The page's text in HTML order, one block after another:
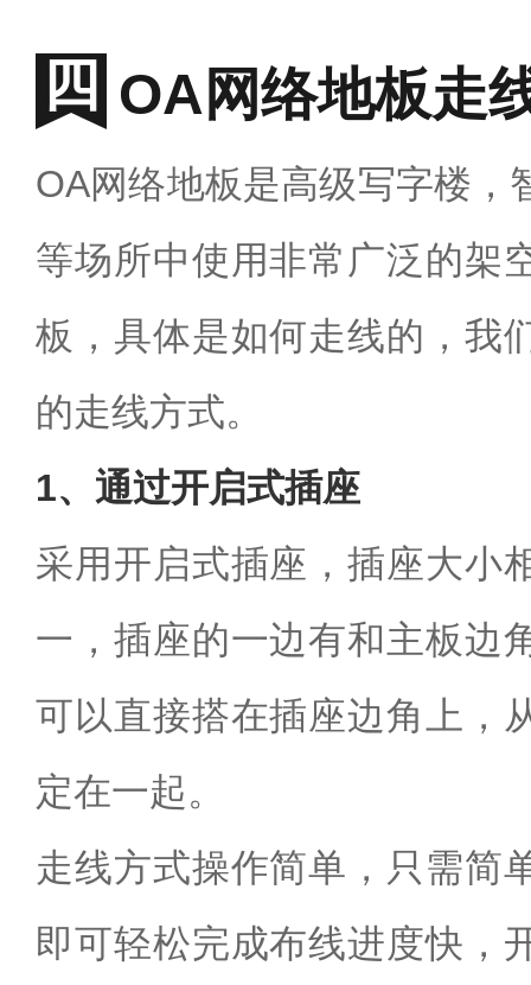
OA网络地板走
OA网络地板是高级写字楼，
等场所中使用非常广泛的架
板，具体是如何走线的，我
的走线方式。
1、通过开启式插座
采用开启式插座，插座大小
一，插座的一边有和主板边
可以直接搭在插座边角上，
定在一起。
走线方式操作简单，只需简
即可轻松完成布线进度快，